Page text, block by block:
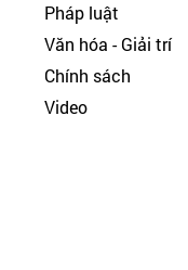
Pháp luật
Văn hóa - Giải trí
Chính sách
Video